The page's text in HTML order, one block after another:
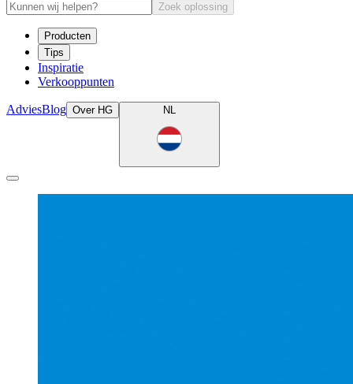
Zoek oplossing
Producten
Tips
Inspiratie
Verkooppunten
AdviesBlog Over HG NL